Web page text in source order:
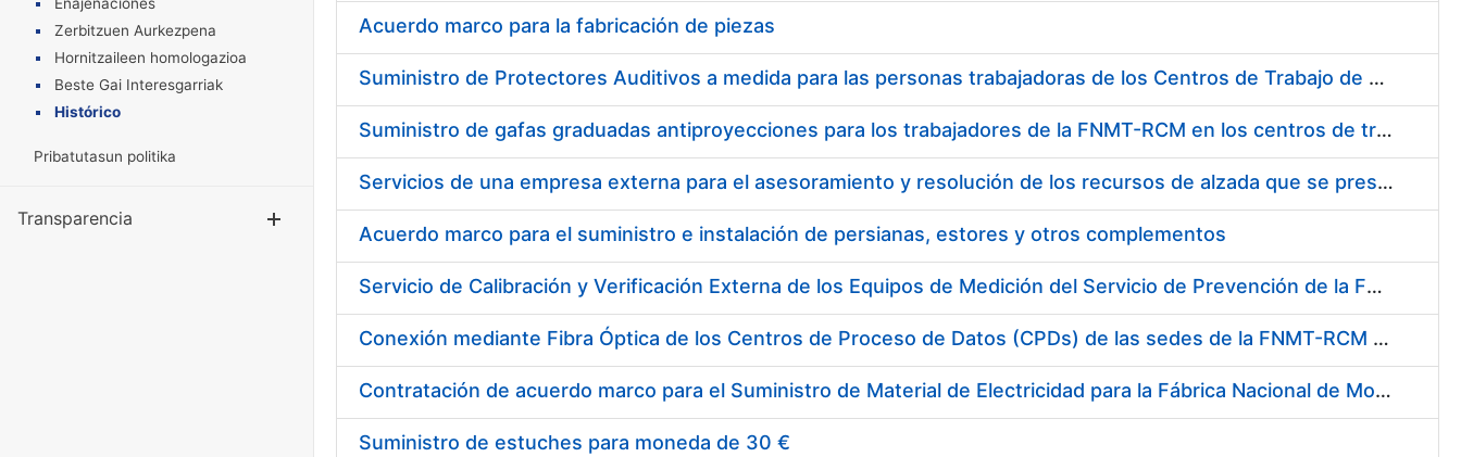
Zerbitzuen Aurkezpena
Hornitzaileen homologazioa
Beste Gai Interesgarriak
Histórico
Pribatutasun politika
Transparencia Erakutsi/Ezkutatu
Acuerdo marco para la fabricación de piezas
Suministro de Protectores Auditivos a medida para las personas trabajadoras de los Centros de Trabajo de Madrid y Burgos
Suministro de gafas graduadas antiproyecciones para los trabajadores de la FNMT-RCM en los centros de trabajo de Madrid y Burgos
Servicios de una empresa externa para el asesoramiento y resolución de los recursos de alzada que se presentan relacionados con procesos de selección para la FNMT-RCM
Acuerdo marco para el suministro e instalación de persianas, estores y otros complementos
Servicio de Calibración y Verificación Externa de los Equipos de Medición del Servicio de Prevención de la FNMT-RCM
Conexión mediante Fibra Óptica de los Centros de Proceso de Datos (CPDs) de las sedes de la FNMT-RCM de Burgos y Madrid
Contratación de acuerdo marco para el Suministro de Material de Electricidad para la Fábrica Nacional de Moneda y Timbre-Real Casa de la Moneda en su centro de trabajo de Burgos
Suministro de estuches para moneda de 30 €